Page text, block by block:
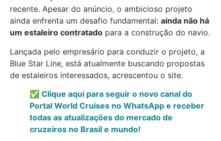
recente. Apesar do anúncio, o ambicioso projeto
ainda enfrenta um desafio fundamental: ainda não há
um estaleiro contratado para a construção do navio.
Lançada pelo empresário para conduzir o projeto, a
Blue Star Line, está atualmente buscando propostas
de estaleiros interessados, acrescentou o site.
✅ Clique aqui para seguir o novo canal do
Portal World Cruises no WhatsApp e receber
todas as atualizações do mercado de
cruzeiros no Brasil e mundo!